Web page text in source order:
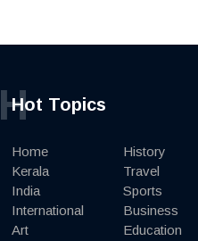
Hot Topics
H
Home
Kerala
India
International
Art
History
Travel
Sports
Business
Education